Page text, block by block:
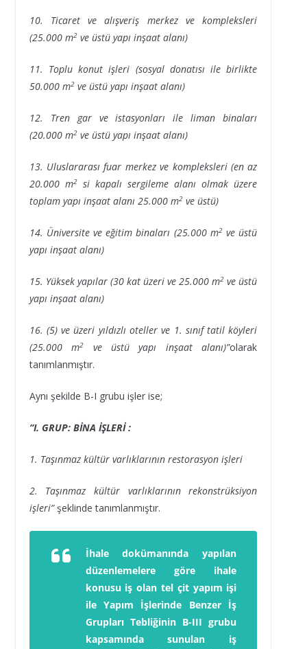
10. Ticaret ve alışveriş merkez ve kompleksleri
(25.000 m2ve üstü yapı inşaat alanı)
11. Toplu konut işleri (sosyal donatısı ile birlikte
50.000 m2ve üstü yapı inşaat alanı)
12. Tren gar ve istasyonları ile liman binaları
(20.000 m2ve üstü yapı inşaat alanı)
13. Uluslararası fuar merkez ve kompleksleri (en az
20.000 m2si kapalı sergileme alanı olmak üzere
toplam yapı inşaat alanı 25.000 m2ve üstü)
14. Üniversite ve eğitim binaları (25.000 m2ve üstü
yapı inşaat alanı)
15. Yüksek yapılar (30 kat üzeri ve 25.000 m2 ve üstü
yapı inşaat alanı)
16. (5) ve üzeri yıldızlı oteller ve 1. sınıf tatil köyleri
(25.000 m2 ve üstü yapı inşaat alanı)”olarak
tanımlanmıştır.
Aynı şekilde B-I grubu işler ise;
“I. GRUP: BİNA İŞLERİ :
1. Taşınmaz kültür varlıklarının restorasyon işleri
2. Taşınmaz kültür varlıklarının rekonstrüksiyon
işleri”şeklinde tanımlanmıştır.
İhale dokümanında yapılan
düzenlemelere göre ihale
konusu iş olan tel çit yapım işi
ile Yapım İşlerinde Benzer İş
Grupları Tebliğinin B-III grubu
kapsamında sunulan iş